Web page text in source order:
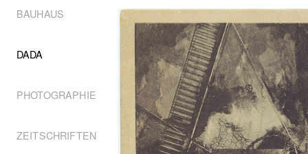
BAUHAUS
DADA
PHOTOGRAPHIE
ZEITSCHRIFTEN